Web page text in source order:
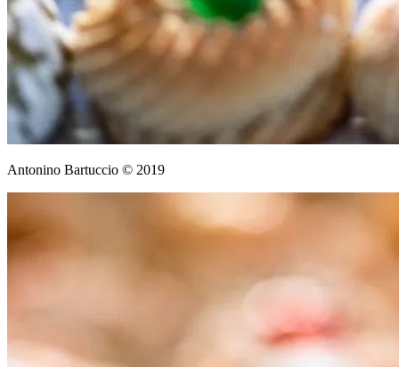
Antonino Bartuccio © 2019